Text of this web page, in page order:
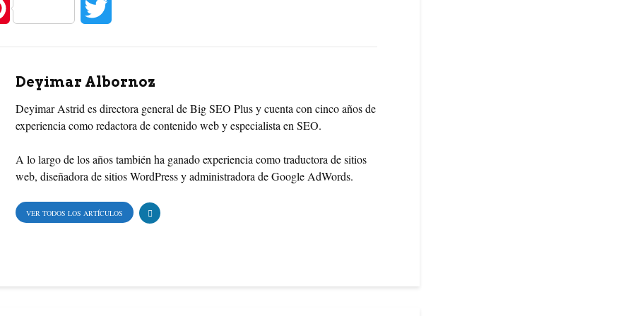
P
t
e
Deyimar Albornoz
Deyimar Astrid es directora general de Big SEO Plus y cuenta con cinco años de
experiencia como redactora de contenido web y especialista en SEO.
A lo largo de los años también ha ganado experiencia como traductora de sitios
web, diseñadora de sitios WordPress y administradora de Google AdWords.
VER TODOS LOS ARTÍCULOS